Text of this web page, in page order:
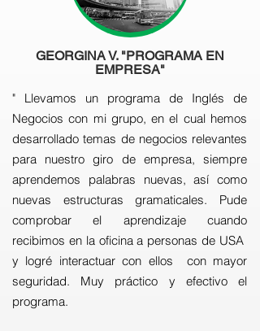
GEORGINA V. "PROGRAMA EN
EMPRESA"
" Llevamos un programa de Inglés de
Negocios con mi grupo, en el cual hemos
desarrollado temas de negocios relevantes
para nuestro giro de empresa, siempre
aprendemos palabras nuevas, así como
nuevas estructuras gramaticales. Pude
comprobar el aprendizaje cuando
recibimos en la oficina a personas de USA
y logré interactuar con ellos con mayor
seguridad. Muy práctico y efectivo el
programa.